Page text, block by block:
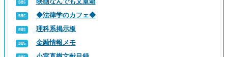
◆法律学のカフェ◆
理科系掲示板
金融情報メモ